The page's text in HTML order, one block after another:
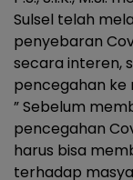
Sulsel telah
penyebaran
secara interen,
pencegahan ke
” Sebelum
pencegahan
harus bisa
terhadap